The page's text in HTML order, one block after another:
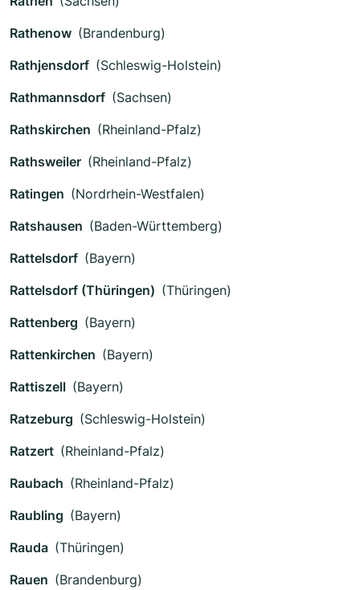
Rathenow (Brandenburg)
Rathjensdorf (Schleswig-Holstein)
Rathmannsdorf (Sachsen)
Rathskirchen (Rheinland-Pfalz)
Rathsweiler (Rheinland-Pfalz)
Ratingen (Nordrhein-Westfalen)
Ratshausen (Baden-Württemberg)
Rattelsdorf (Bayern)
Rattelsdorf (Thüringen) (Thüringen)
Rattenberg (Bayern)
Rattenkirchen (Bayern)
Rattiszell (Bayern)
Ratzeburg (Schleswig-Holstein)
Ratzert (Rheinland-Pfalz)
Raubach (Rheinland-Pfalz)
Raubling (Bayern)
Rauda (Thüringen)
Rauen (Brandenburg)